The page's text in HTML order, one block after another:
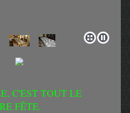
C'EST TOUT LE
FÊTE.